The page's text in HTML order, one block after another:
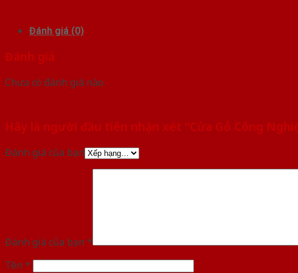
Đánh giá (0)
Đánh giá
Chưa có đánh giá nào.
Hãy là người đầu tiên nhận xét “Cửa Gỗ Công
Đánh giá của bạn
Đánh giá của bạn *
Tên *